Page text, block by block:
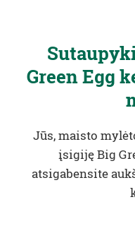
Green Egg
Jūs, maisto
įsigiję Big
atsigabensite